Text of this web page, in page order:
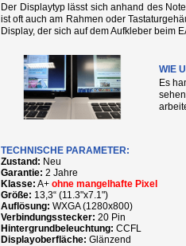
Der Displaytyp lässt sich anhand des
ist oft auch am Rahmen oder
Display, der sich auf dem Aufkleber beim
WIE
Es
TECHNISCHE PARAMETER:
Zustand: Neu
Garantie: 2 Jahre
Klasse: A+ ohne mangelhafte Pixel
Größe: 13,3“ (11.3"x7.1")
Auflösung: WXGA (1280x800)
Verbindungsstecker: 20 Pin
Hintergrundbeleuchtung: CCFL
Displayoberfläche: Glänzend